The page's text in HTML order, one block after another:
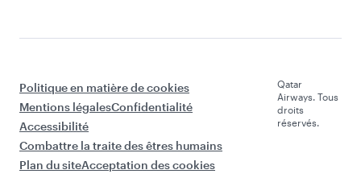
Politique en matière de cookies
Mentions légalesConfidentialité
Accessibilité
Combattre la traite des êtres humains
Plan du siteAcceptation des cookies
Qatar
Airways. Tous
droits
réservés.